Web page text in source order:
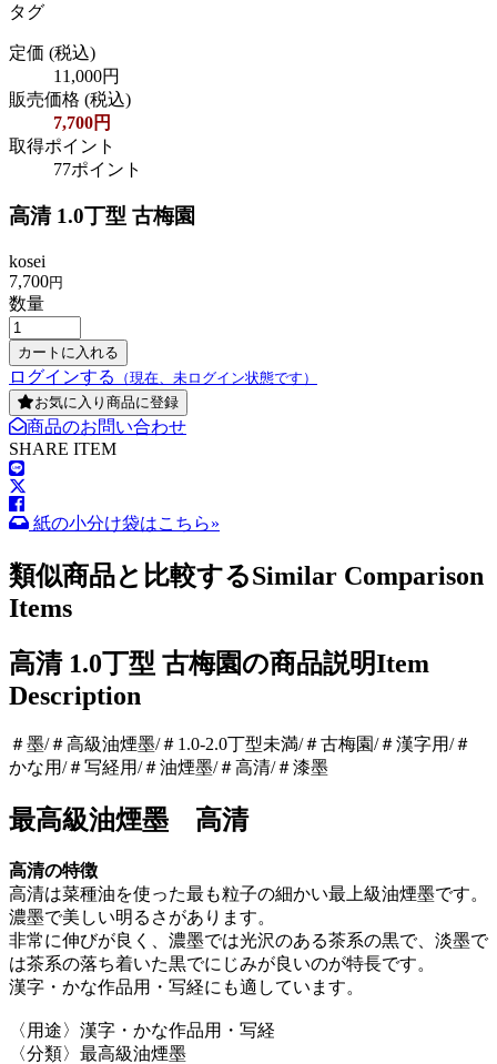
タグ
定価 (税込)
11,000円
販売価格 (税込)
7,700円
取得ポイント
77ポイント
高清 1.0丁型 古梅園
kosei
7,700円
数量
ログインする
（現在、未ログイン状態です）
お気に入り商品に登録
商品のお問い合わせ
SHARE ITEM
紙の小分け袋はこちら»
類似商品と比較するSimilar Comparison
Items
高清 1.0丁型 古梅園の商品説明Item
Description
＃墨/＃高級油煙墨/＃1.0-2.0丁型未満/＃古梅園/＃漢字用/＃
かな用/＃写経用/＃油煙墨/＃高清/＃漆墨
最高級油煙墨 高清
高清の特徴
高清は菜種油を使った最も粒子の細かい最上級油煙墨です。
濃墨で美しい明るさがあります。
非常に伸びが良く、濃墨では光沢のある茶系の黒で、淡墨で
は茶系の落ち着いた黒でにじみが良いのが特長です。
漢字・かな作品用・写経にも適しています。
〈用途〉漢字・かな作品用・写経
〈分類〉最高級油煙墨